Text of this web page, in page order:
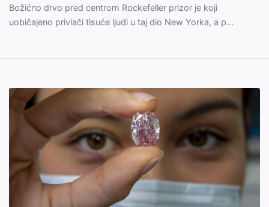
Božićno drvo pred centrom Rockefeller prizor je koji
uobičajeno privlači tisuće ljudi u taj dio New Yorka, a p...